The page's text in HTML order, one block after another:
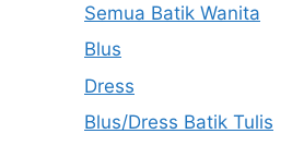
Semua Batik Wanita
Blus
Dress
Blus/Dress Batik Tulis